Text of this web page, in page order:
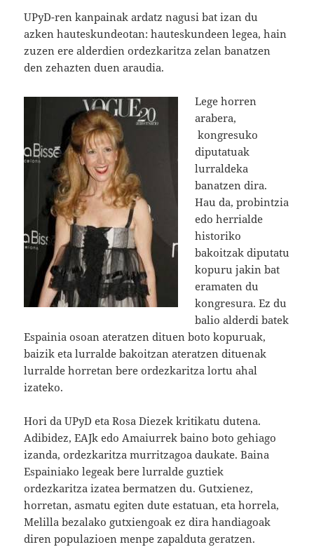
UPyD-ren kanpainak ardatz nagusi bat izan du
azken hauteskundeotan: hauteskundeen legea, hain
zuzen ere alderdien ordezkaritza zelan banatzen
den zehazten duen araudia.
Lege horren
arabera,
kongresuko
diputatuak
lurraldeka
banatzen dira.
Hau da, probintzia
edo herrialde
historiko
bakoitzak diputatu
kopuru jakin bat
eramaten du
kongresura. Ez du
balio alderdi batek
Espainia osoan ateratzen dituen boto kopuruak,
baizik eta lurralde bakoitzan ateratzen dituenak
lurralde horretan bere ordezkaritza lortu ahal
izateko.
Hori da UPyD eta Rosa Diezek kritikatu dutena.
Adibidez, EAJk edo Amaiurrek baino boto gehiago
izanda, ordezkaritza murritzagoa daukate. Baina
Espainiako legeak bere lurralde guztiek
ordezkaritza izatea bermatzen du. Gutxienez,
horretan, asmatu egiten dute estatuan, eta horrela,
Melilla bezalako gutxiengoak ez dira handiagoak
diren populazioen menpe zapalduta geratzen.